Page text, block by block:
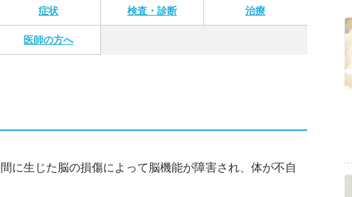
症状 検査・診断 治療
医師の方へ
に生じた脳の損傷によって脳機能が障害され、体が不自